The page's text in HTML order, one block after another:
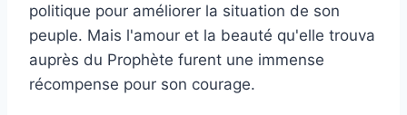
politique pour améliorer la situation de son
peuple. Mais l'amour et la beauté qu'elle trouva
auprès du Prophète furent une immense
récompense pour son courage.